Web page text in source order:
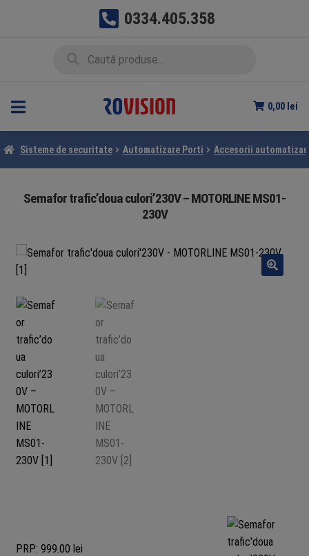
0334.405.358
0,00 lei
Sisteme de securitate Automatizare Porti Accesorii automatizari
Semafor trafic’doua culori’230V – MOTORLINE MS01-
230V
PRP: 999.00 lei